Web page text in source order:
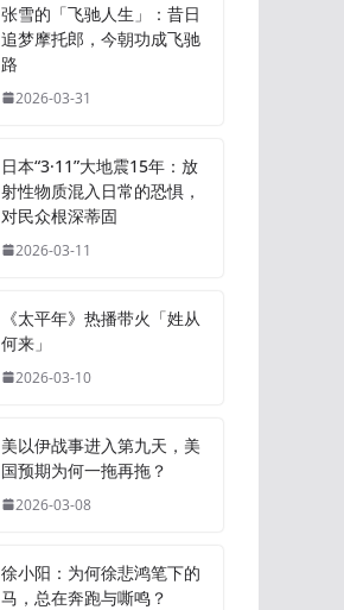
张雪的「飞驰人生」：昔日
追梦摩托郎，今朝功成飞驰
路
2026-03-31
日本“3·11”大地震15年：放
射性物质混入日常的恐惧，
对民众根深蒂固
2026-03-11
《太平年》热播带火「姓从
何来」
2026-03-10
美以伊战事进入第九天，美
国预期为何一拖再拖？
2026-03-08
徐小阳：为何徐悲鸿笔下的
马，总在奔跑与嘶鸣？